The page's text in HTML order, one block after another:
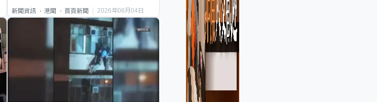
新聞資訊 港聞 首頁新聞 2026年08月04日